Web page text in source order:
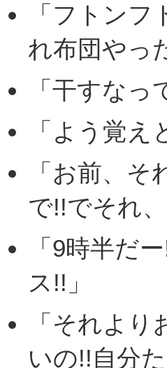
「フトン
れ布団やっ
「干すな
「よう覚
「お前、
で!!でそれ
「9時半だ
ス!!」
「それよ
いの!!自分